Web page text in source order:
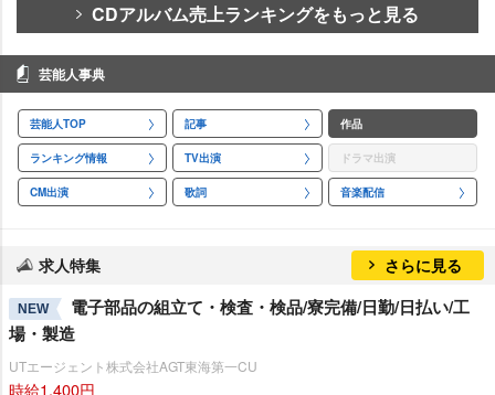
CDアルバム売上ランキングをもっと見る
芸能人事典
芸能人TOP 記事 作品
ランキング情報 TV出演 ドラマ出演
CM出演 歌詞 音楽配信
求人特集 さらに見る
NEW
電子部品の組立て・検査・検品/寮完備/日勤/日払い/工
場・製造
UTエージェント株式会社AGT東海第一CU
時給1,400円